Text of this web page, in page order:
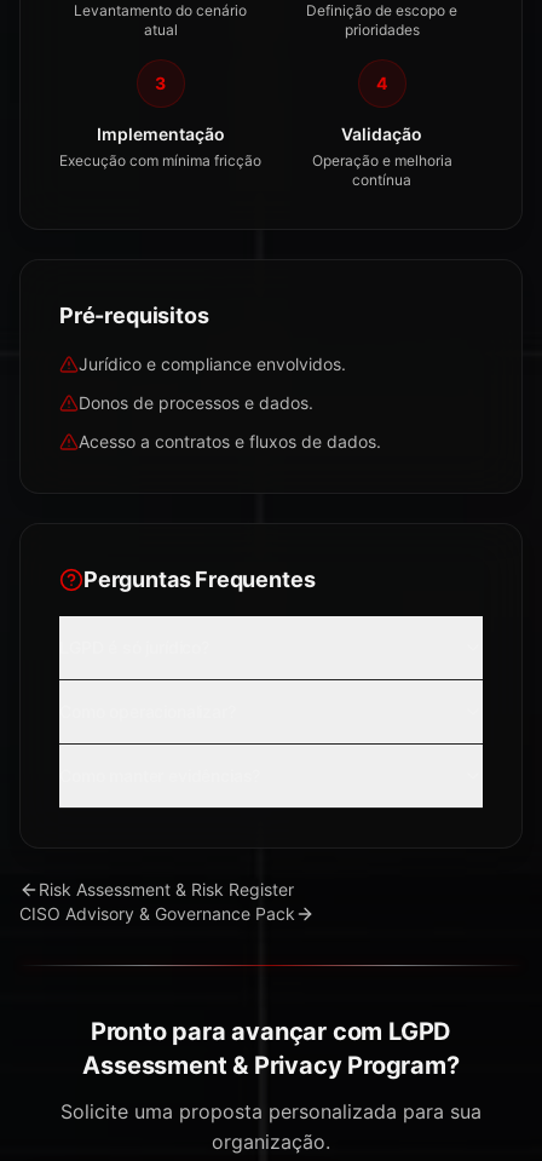
Levantamento do cenário
atual
Definição de escopo e
prioridades
3
Implementação
Execução com mínima fricção
4
Validação
Operação e melhoria
contínua
Pré-requisitos
Jurídico e compliance envolvidos.
Donos de processos e dados.
Acesso a contratos e fluxos de dados.
Perguntas Frequentes
Risk Assessment & Risk Register
CISO Advisory & Governance Pack
Pronto para avançar com LGPD
Assessment & Privacy Program?
Solicite uma proposta personalizada para sua
organização.